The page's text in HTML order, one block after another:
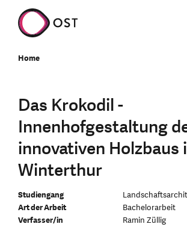
Home
Das Krokodil -
Innenhofgestaltung
innovativen Holzbaus
Winterthur
Studiengang
Art der Arbeit
Bachelorarbeit
Verfasser/in
Ramin Züllig